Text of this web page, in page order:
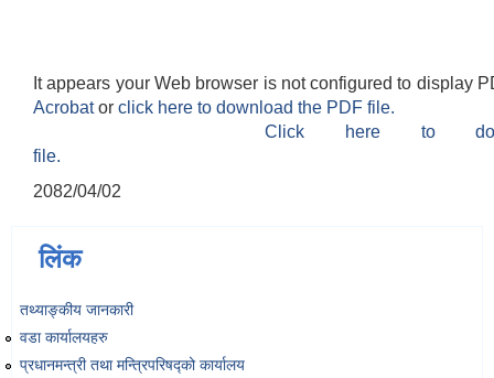
It appears your Web browser is not configured to display
Acrobator click here to download the PDF file.
Click here to
file.
2082/04/02
लिंक
तथ्याङ्‍कीय जानकारी
वडा कार्यालयहरु
प्रधानमन्त्री तथा मन्त्रिपरिषद्को कार्यालय